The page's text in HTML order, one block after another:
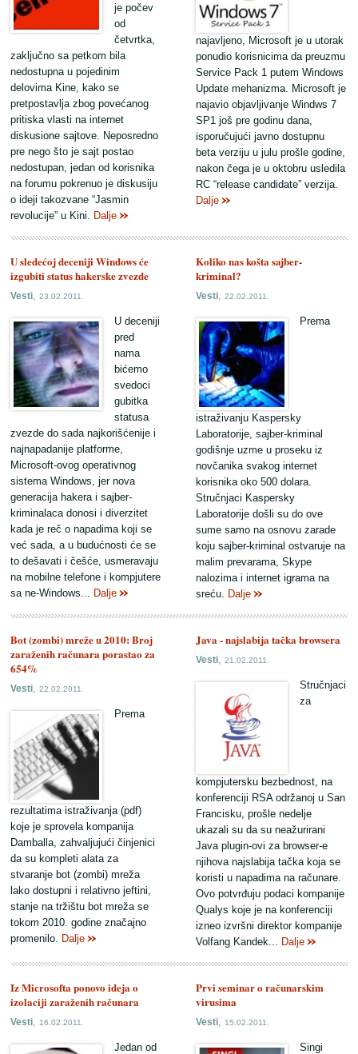
najavljeno, Microsoft je u utorak
ponudio korisnicima da preuzmu
Service Pack 1 putem Windows
Update mehanizma. Microsoft je
najavio objavljivanje Windws 7
SP1 još pre godinu dana,
isporučujući javno dostupnu
beta verziju u julu prošle godine,
nakon čega je u oktobru usledila
RC “release candidate” verzija.
Dalje
je počev
od
četvrtka,
zaključno sa petkom bila
nedostupna u pojedinim
delovima Kine, kako se
pretpostavlja zbog povećanog
pritiska vlasti na internet
diskusione sajtove. Neposredno
pre nego što je sajt postao
nedostupan, jedan od korisnika
na forumu pokrenuo je diskusiju
o ideji takozvane “Jasmin
revolucije” u Kini. Dalje
Koliko nas košta sajber-
kriminal?
Vesti,22.02.2011.
Prema
istraživanju Kaspersky
Laboratorije, sajber-kriminal
godišnje uzme u proseku iz
novčanika svakog internet
korisnika oko 500 dolara.
Stručnjaci Kaspersky
Laboratorije došli su do ove
sume samo na osnovu zarade
koju sajber-kriminal ostvaruje na
malim prevarama, Skype
nalozima i internet igrama na
sreću. Dalje
U sledećoj deceniji Windows će
izgubiti status hakerske zvezde
Vesti,23.02.2011.
U deceniji
pred
nama
bićemo
svedoci
gubitka
statusa
zvezde do sada najkorišćenije i
najnapadanije platforme,
Microsoft-ovog operativnog
sistema Windows, jer nova
generacija hakera i sajber-
kriminalaca donosi i diverzitet
kada je reč o napadima koji se
već sada, a u budućnosti će se
to dešavati i češće, usmeravaju
na mobilne telefone i kompjutere
sa ne-Windows... Dalje
Java - najslabija tačka browsera
Vesti,21.02.2011.
Stručnjaci
za
kompjutersku bezbednost, na
konferenciji RSA održanoj u San
Francisku, prošle nedelje
ukazali su da su neažurirani
Java plugin-ovi za browser-e
njihova najslabija tačka koja se
koristi u napadima na računare.
Ovo potvrđuju podaci kompanije
Qualys koje je na konferenciji
izneo izvršni direktor kompanije
Volfang Kandek... Dalje
Bot (zombi) mreže u 2010: Broj
zaraženih računara porastao za
654%
Vesti,22.02.2011.
Prema
rezultatima istraživanja (pdf)
koje je sprovela kompanija
Damballa, zahvaljujući činjenici
da su kompleti alata za
stvaranje bot (zombi) mreža
lako dostupni i relativno jeftini,
stanje na tržištu bot mreža se
tokom 2010. godine značajno
promenilo. Dalje
Prvi seminar o računarskim
virusima
Vesti,15.02.2011.
Singi
Iz Microsofta ponovo ideja o
izolaciji zaraženih računara
Vesti,16.02.2011.
Jedan od